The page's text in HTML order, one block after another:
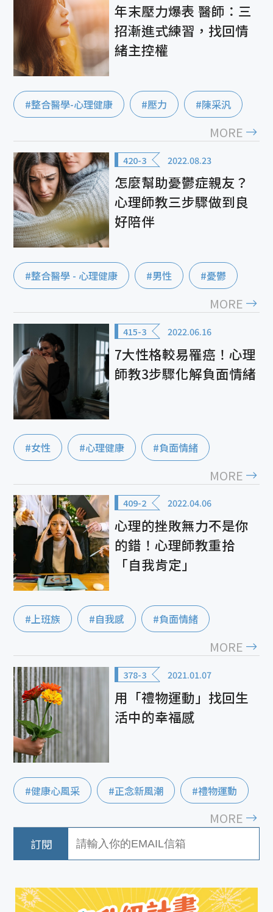
年末壓力爆表 醫師：三
招漸進式練習，找回情
緒主控權
#整合醫學-心理健康 #壓力 #陳采汎
MORE
420-3 2022.08.23
怎麼幫助憂鬱症親友？
心理師教三步驟做到良
好陪伴
#整合醫學 - 心理健康 #男性 #憂鬱
MORE
415-3 2022.06.16
7大性格較易罹癌！心理
師教3步驟化解負面情緒
#女性 #心理健康 #負面情緒
MORE
409-2 2022.04.06
心理的挫敗無力不是你
的錯！心理師教重拾
「自我肯定」
#上班族 #自我感 #負面情緒
MORE
378-3 2021.01.07
用「禮物運動」找回生
活中的幸福感
#健康心風采 #正念新風潮 #禮物運動
MORE